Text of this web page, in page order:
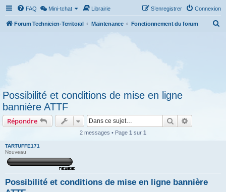
FAQ Mini-tchat Librairie Connexion
S’enregistrer
Forum Technicien-Territoral Maintenance Fonctionnement du forum
Possibilité et conditions de mise en ligne
bannière ATTF
Répondre Rechercher
2 messages • Page 1 sur 1
TARTUFFE171
Nouveau
Possibilité et conditions de mise en ligne bannière